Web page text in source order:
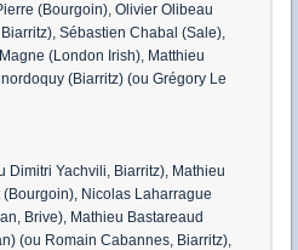
(Bourgoin), Olivier Olibeau
Sébastien Chabal (Sale),
(London Irish), Matthieu
(Biarritz) (ou Grégory Le
Dimitri Yachvili, Biarritz), Mathieu
Nicolas Laharrague
Brive), Mathieu Bastareaud
(ou Romain Cabannes, Biarritz),